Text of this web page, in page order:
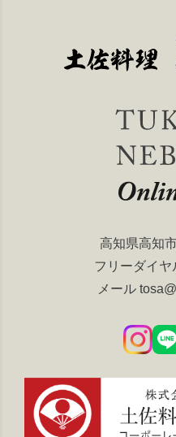
高知県高知
フリーダイヤ
メール